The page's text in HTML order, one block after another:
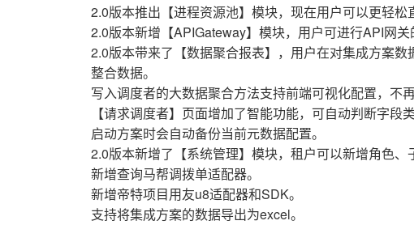
2.0版本推出【进程资源池】模块，现在用户可以更轻松
2.0版本新增【APIGateway】模块，用户可进行API网关
2.0版本带来了【数据聚合报表】，用户在对集成方案
整合数据。
写入调度者的大数据聚合方法支持前端可视化配置，不
【请求调度者】页面增加了智能功能，可自动判断字段
启动方案时会自动备份当前元数据配置。
2.0版本新增了【系统管理】模块，租户可以新增角色、
新增查询马帮调拨单适配器。
新增帝特项目用友u8适配器和SDK。
支持将集成方案的数据导出为excel。